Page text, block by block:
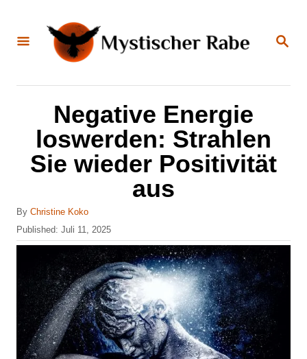
S
E
Negative Energie
loswerden: Strahlen
Sie wieder Positivität
aus
By A
u
t
r
Christine Koko
P
o
Published: Juli 11, 2025